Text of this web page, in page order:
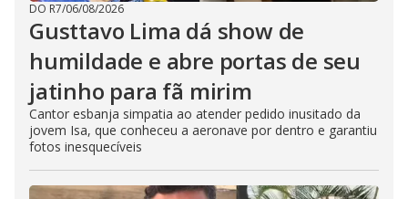
DO R7/06/08/2026
Gusttavo Lima dá show de
humildade e abre portas de seu
jatinho para fã mirim
Cantor esbanja simpatia ao atender pedido inusitado da
jovem Isa, que conheceu a aeronave por dentro e garantiu
fotos inesquecíveis